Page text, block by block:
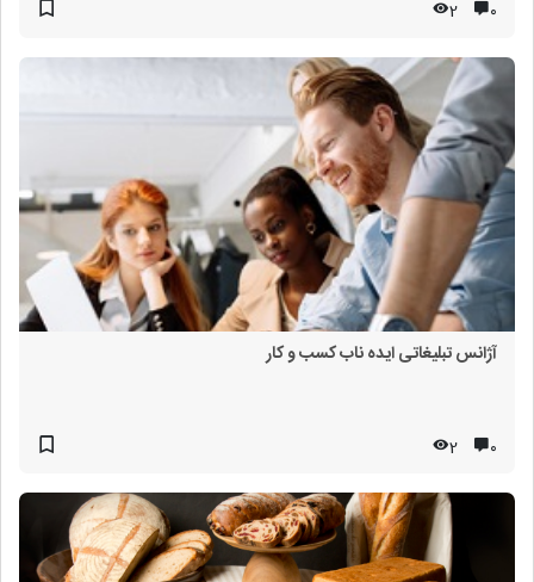
۰ 2
آژانس تبلیغاتی ایده ناب کسب و کار
۰ 2